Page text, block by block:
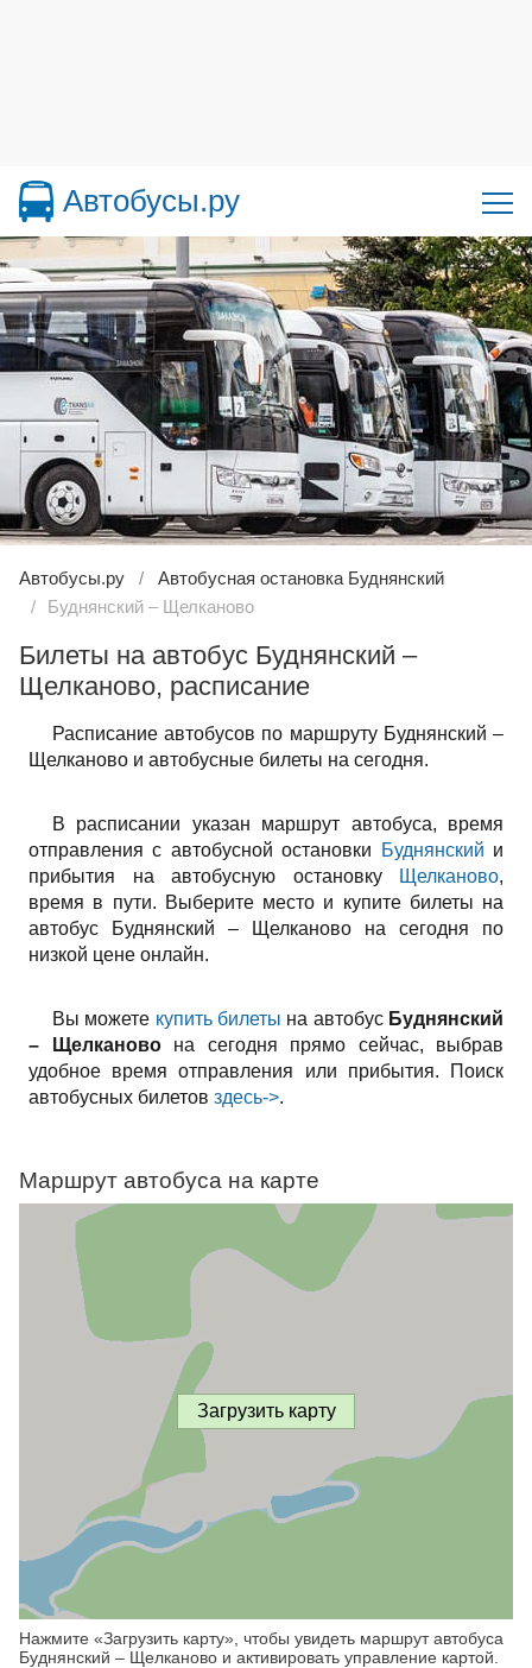
Автобусы.ру
Автобусы.ру
Автобусная остановка Буднянский
Буднянский – Щелканово
Билеты на автобус Буднянский –
Щелканово, расписание
Расписание автобусов по маршруту Буднянский –
Щелканово и автобусные билеты на сегодня.
В расписании указан маршрут автобуса, время
отправления с автобусной остановки
Буднянский и
прибытия на автобусную остановку
Щелканово,
время в пути. Выберите место и купите билеты на
автобус Буднянский – Щелканово на сегодня по
низкой цене онлайн.
Вы можете купить билеты на автобус Буднянский
– Щелкановона сегодня прямо сейчас, выбрав
удобное время отправления или прибытия. Поиск
автобусных билетов здесь->.
Маршрут автобуса на карте
Загрузить карту
Нажмите «Загрузить карту», чтобы увидеть маршрут автобуса
Буднянский – Щелканово и активировать управление картой.